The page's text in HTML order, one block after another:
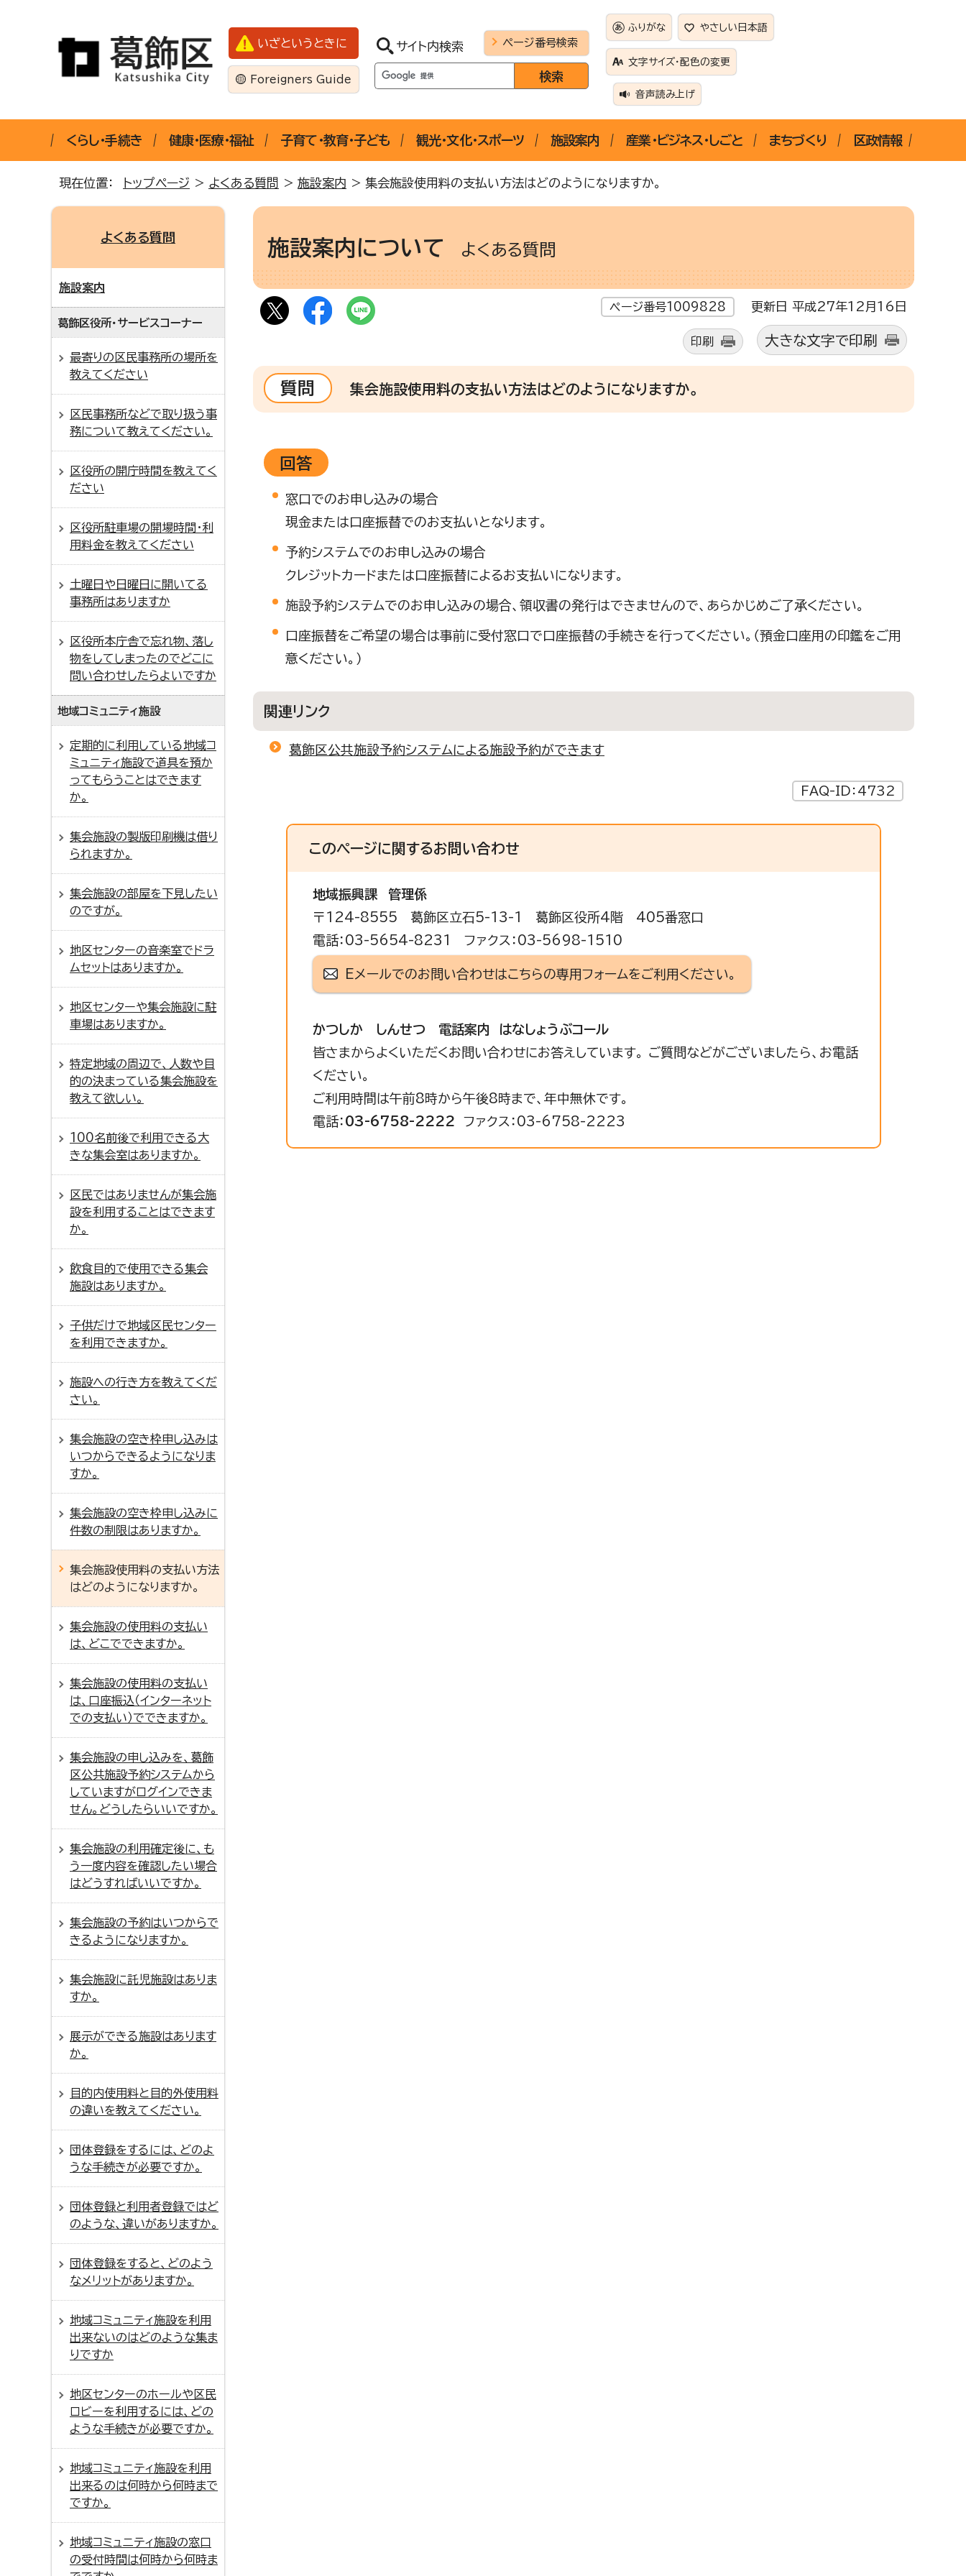
いざというときに
Foreigners Guide
サイト内検索 ページ番号検索
ふりがな やさしい日本語
文字サイズ・配色の変更
音声読み上げ
くらし・手続き 健康・医療・福祉 子育て・教育・子ども 観光・文化・スポーツ 施設案内 産業・ビジネス・しごと まちづくり 区政情報
現在位置： トップページ > よくある質問 > 施設案内 > 集会施設使用料の支払い方法はどのようになりますか。
施設案内について よくある質問
ページ番号1009828 更新日 平成27年12月16日
印刷 大きな文字で印刷
質問 集会施設使用料の支払い方法はどのようになりますか。
回答
窓口でのお申し込みの場合
現金または口座振替でのお支払いとなります。
予約システムでのお申し込みの場合
クレジットカードまたは口座振替によるお支払いになります。
施設予約システムでのお申し込みの場合、領収書の発行はできませんので、あらかじめご了承ください。
口座振替をご希望の場合は事前に受付窓口で口座振替の手続きを行ってください。（預金口座用の印鑑をご用
意ください。）
関連リンク
葛飾区公共施設予約システムによる施設予約ができます
FAQ-ID：4732
このページに関するお問い合わせ
地域振興課
管理係
〒124-8555 葛飾区立石5-13-1 葛飾区役所4階 405番窓口
電話：03-5654-8231 ファクス：03-5698-1510
Eメールでのお問い合わせはこちらの専用フォームをご利用ください。
かつしか しんせつ 電話案内 はなしょうぶコール
皆さまからよくいただくお問い合わせにお答えしています。 ご質問などがございましたら、お電話
ください。
ご利用時間は午前8時から午後8時まで、年中無休です。
電話： 03-6758-2222 ファクス：03-6758-2223
よくある質問
施設案内
葛飾区役所・サービスコーナー
最寄りの区民事務所の場所を
教えてください
区民事務所などで取り扱う事
務について教えてください。
区役所の開庁時間を教えてく
ださい
区役所駐車場の開場時間・利
用料金を教えてください
土曜日や日曜日に開いてる
事務所はありますか
区役所本庁舎で忘れ物、落し
物をしてしまったのでどこに
問い合わせしたらよいですか
地域コミュニティ施設
定期的に利用している地域コ
ミュニティ施設で道具を預か
ってもらうことはできます
か。
集会施設の製版印刷機は借り
られますか。
集会施設の部屋を下見したい
のですが。
地区センターの音楽室でドラ
ムセットはありますか。
地区センターや集会施設に駐
車場はありますか。
特定地域の周辺で、人数や目
的の決まっている集会施設を
教えて欲しい。
100名前後で利用できる大
きな集会室はありますか。
区民ではありませんが集会施
設を利用することはできます
か。
飲食目的で使用できる集会
施設はありますか。
子供だけで地域区民センター
を利用できますか。
施設への行き方を教えてくだ
さい。
集会施設の空き枠申し込みは
いつからできるようになりま
すか。
集会施設の空き枠申し込みに
件数の制限はありますか。
集会施設使用料の支払い方法
はどのようになりますか。
集会施設の使用料の支払い
は、どこでできますか。
集会施設の使用料の支払い
は、口座振込（インターネット
での支払い）でできますか。
集会施設の申し込みを、葛飾
区公共施設予約システムから
していますがログインできま
せん。どうしたらいいですか。
集会施設の利用確定後に、も
う一度内容を確認したい場合
はどうすればいいですか。
集会施設の予約はいつからで
きるようになりますか。
集会施設に託児施設はありま
すか。
展示ができる施設はあります
か。
目的内使用料と目的外使用料
の違いを教えてください。
団体登録をするには、どのよ
うな手続きが必要ですか。
団体登録と利用者登録ではど
のような、違いがありますか。
団体登録をすると、どのよう
なメリットがありますか。
地域コミュニティ施設を利用
出来ないのはどのような集ま
りですか
地区センターのホールや区民
ロビーを利用するには、どの
ような手続きが必要ですか。
地域コミュニティ施設を利用
出来るのは何時から何時まで
ですか。
地域コミュニティ施設の窓口
の受付時間は何時から何時ま